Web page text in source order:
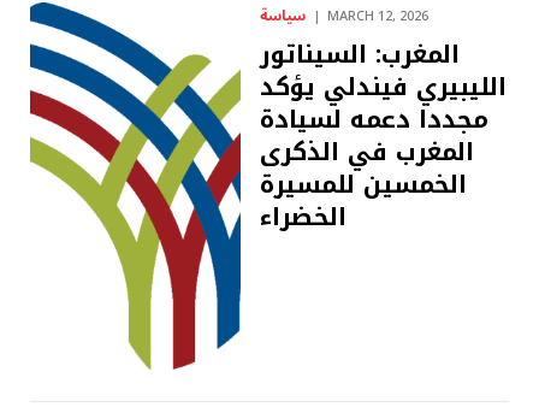
سياسة MARCH 12, 2026
المغرب: السيناتور
الليبيري فيندلي يؤكد
مجددا دعمه لسيادة
المغرب في الذكرى
الخمسين للمسيرة
الخضراء